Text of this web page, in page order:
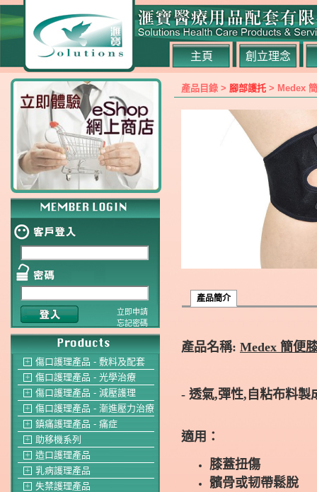
主頁 創立理念
立即申請
忘記密碼
＋ 傷口護理產品 - 敷料及配套
＋ 傷口護理產品 - 光學治療
＋ 傷口護理產品 - 減壓護理
＋ 傷口護理產品 - 漸進壓力治療
＋ 鎮痛護理產品 - 痛症
＋ 助移機系列
＋ 造口護理產品
＋ 乳病護理產品
＋ 失禁護理產品
產品目錄 > 腳部護托 > Medex
產品簡介
產品名稱: Medex 簡便
- 透氣,彈性,自粘布料製
適用：
膝蓋扭傷
髕骨或韧帶鬆脫